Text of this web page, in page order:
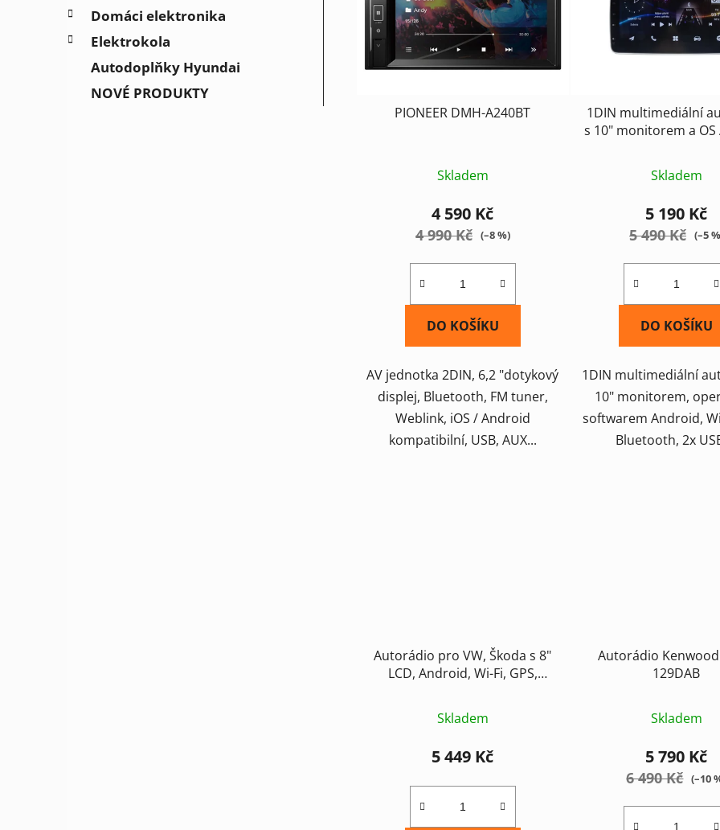
Domáci elektronika
Elektrokola
Autodoplňky Hyundai
NOVÉ PRODUKTY
PIONEER DMH-A240BT
Skladem
4 590 Kč
4 990 Kč (–8 %)
DO KOŠÍKU
AV jednotka 2DIN, 6,2 "dotykový
displej, Bluetooth, FM tuner,
Weblink, iOS / Android
kompatibilní, USB, AUX...
1DIN multimediální
s 10" monitorem a
Skladem
5 190 Kč
5 490 Kč (–5
DO KOŠÍKU
1DIN multimediální
10" monitorem,
softwarem Android,
Bluetooth, 2x
Autorádio pro VW, Škoda s 8"
LCD, Android, Wi-Fi, GPS,
Skladem
5 449 Kč
Autorádio Kenwood
129DAB
Skladem
5 790 Kč
6 490 Kč (–10